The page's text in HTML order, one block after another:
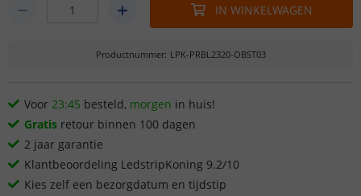
IN WINKELWAGEN
Productnummer: LPK-PRBL2320-OBST03
Voor 23:45 besteld, morgen in huis!
Gratis retour binnen 100 dagen
2 jaar garantie
Klantbeoordeling LedstripKoning 9.2/10
Kies zelf een bezorgdatum en tijdstip